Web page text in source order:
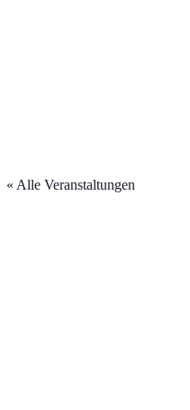
« Alle Veranstaltungen